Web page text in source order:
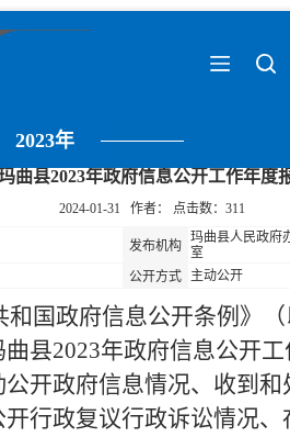
2023年
曲县2023年政府信息公开工作年度
2024-01-31 作者： 点击数： 311
发布机构
玛曲县人民政府
室
公开方式 主动公开
国政府信息公开条例》 （
县2023年政府信息公开
开政府信息情况、收到
行政复议行政诉讼情况